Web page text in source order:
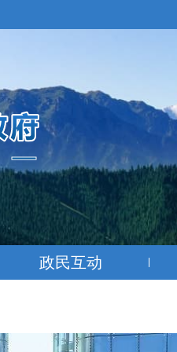
政民互动